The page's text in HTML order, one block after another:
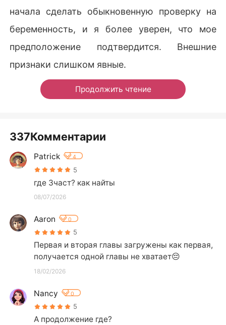
начала сделать обыкновенную проверку на
беременность, и я более уверен, что мое
предположение подтвердится. Внешние
признаки слишком явные.
Продолжить чтение
337Комментарии
Patrick 4
5
где 3част? как найты
08/07/2026
Aaron 0
5
Первая и вторая главы загружены как первая,
получается одной главы не хватает😔
18/02/2026
Nancy 0
5
А продолжение где?